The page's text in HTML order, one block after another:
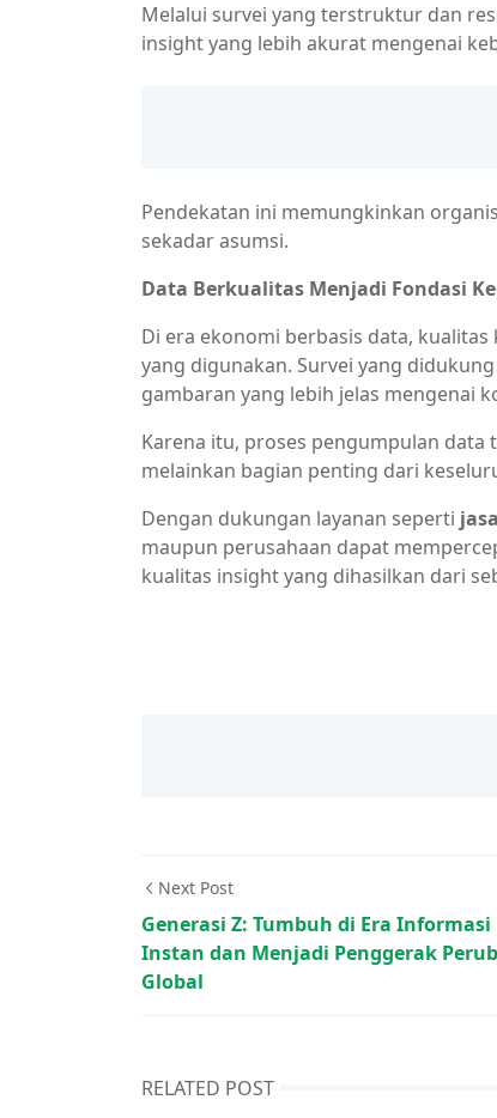
Melalui survei yang terstruktur dan
insight yang lebih akurat mengenai
Pendekatan ini memungkinkan
sekadar asumsi.
Data Berkualitas Menjadi Fondasi
Di era ekonomi berbasis data,
yang digunakan. Survei yang
gambaran yang lebih jelas mengenai
Karena itu, proses pengumpulan data
melainkan bagian penting dari
Dengan dukungan layanan seperti
maupun perusahaan dapat
kualitas insight yang dihasilkan dari
Next Post
Generasi Z: Tumbuh di Era Informasi
Instan dan Menjadi Penggerak
Global
RELATED POST